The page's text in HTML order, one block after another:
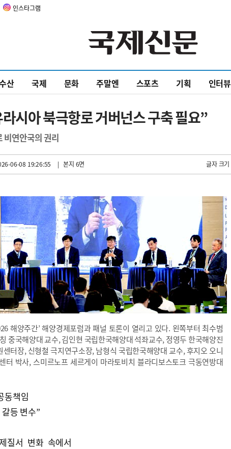
인스타그램
산 국제 문화 주말엔 스포츠 기획 인터뷰
시아 북극항로 거버넌스 구축 필요”
연안국의 권리
06-08 19:26:55 | 본지 6면 글자 크기
해양주간’ 해양경제포럼과 패널 토론이 열리고 있다. 왼쪽부터 최수범
중국해양대 교수, 김인현 국립한국해양대 석좌교수, 정영두 한국해양진
터장, 신형철 극지연구소장, 남형식 국립한국해양대 교수, 후지오 오니
터 박사, 스미르노프 세르게이 마라토비치 블라디보스토크 극동연방대
동책임
등 변수”
질서 변화 속에서